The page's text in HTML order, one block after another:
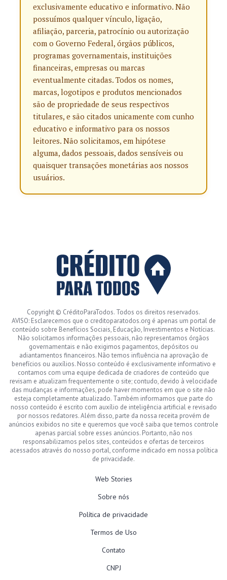
exclusivamente educativo e informativo. Não
possuímos qualquer vínculo, ligação,
afiliação, parceria, patrocínio ou autorização
com o Governo Federal, órgãos públicos,
programas governamentais, instituições
financeiras, empresas ou marcas
eventualmente citadas. Todos os nomes,
marcas, logotipos e produtos mencionados
são de propriedade de seus respectivos
titulares, e são citados unicamente com cunho
educativo e informativo para os nossos
leitores. Não solicitamos, em hipótese
alguma, dados pessoais, dados sensíveis ou
quaisquer transações monetárias aos nossos
usuários.
Copyright © CréditoParaTodos. Todos os direitos reservados.
AVISO: Esclarecemos que o creditoparatodos.org é apenas um portal de
conteúdo sobre Benefícios Sociais, Educação, Investimentos e Notícias.
Não solicitamos informações pessoais, não representamos órgãos
governamentais e não exigimos pagamentos, depósitos ou
adiantamentos financeiros. Não temos influência na aprovação de
benefícios ou auxílios. Nosso conteúdo é exclusivamente informativo e
contamos com uma equipe dedicada de criadores de conteúdo que
revisam e atualizam frequentemente o site; contudo, devido à velocidade
das mudanças e informações, pode haver momentos em que o site não
esteja completamente atualizado. Também informamos que parte do
nosso conteúdo é escrito com auxílio de inteligência artificial e revisado
por nossos redatores. Além disso, parte da nossa receita provém de
anúncios exibidos no site e queremos que você saiba que temos controle
apenas parcial sobre esses anúncios. Portanto, não nos
responsabilizamos pelos sites, conteúdos e ofertas de terceiros
acessados através do nosso portal, conforme indicado em nossa política
de privacidade.
Web Stories
Sobre nós
Política de privacidade
Termos de Uso
Contato
CNPJ